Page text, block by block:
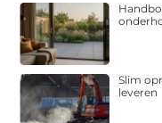
Slim
leveren